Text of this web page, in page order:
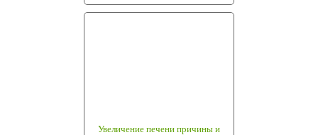
Увеличение печени причины и